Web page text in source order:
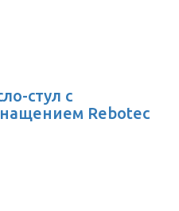
стул с
Rebotec